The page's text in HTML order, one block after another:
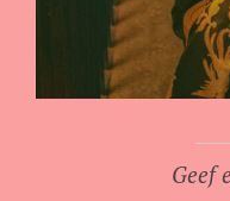
Geef